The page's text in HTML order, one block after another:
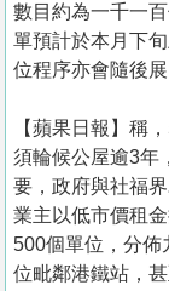
數目約為一千一
單預計於本月下
位程序亦會隨後展
【蘋果日報】稱
須輪候公屋逾3年
要，政府與社福
業主以低市價租
500個單位，分佈
位毗鄰港鐵站，